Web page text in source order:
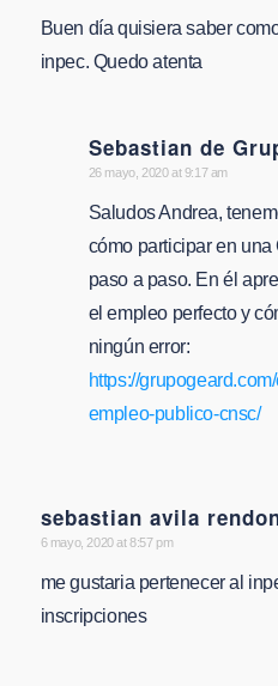
Buen día quisiera saber
inpec. Quedo atenta
Sebastian de
says:
26 mayo, 2020 at 9:17 am
Saludos Andrea,
cómo participar en
paso a paso. En él
el empleo perfecto y
ningún error:
https://
empleo-publico-cnsc/
sebastian avila
says:
6 mayo, 2020 at 8:57 pm
me gustaria pertenecer al
inscripciones